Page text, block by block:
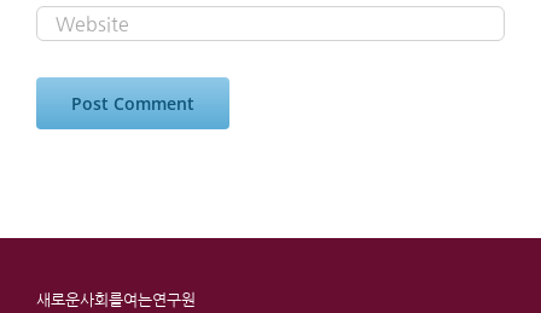
새로운사회를여는연구원